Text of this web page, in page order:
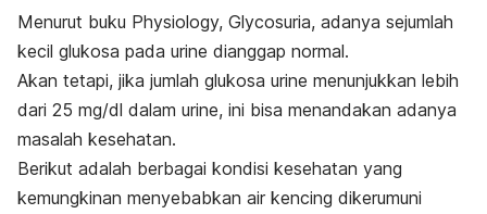
Menurut buku Physiology, Glycosuria, adanya sejumlah
kecil glukosa pada urine dianggap normal.
Akan tetapi, jika jumlah glukosa urine menunjukkan lebih
dari 25 mg/dl dalam urine, ini bisa menandakan adanya
masalah kesehatan.
Berikut adalah berbagai kondisi kesehatan yang
kemungkinan menyebabkan air kencing dikerumuni